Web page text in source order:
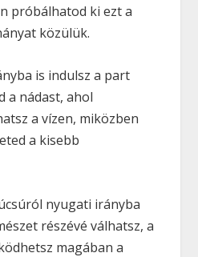
próbálhatod ki ezt a
közülük.
is indulsz a part
a nádast, ahol
a vízen, miközben
a kisebb
nyugati irányba
részévé válhatsz, a
magában a